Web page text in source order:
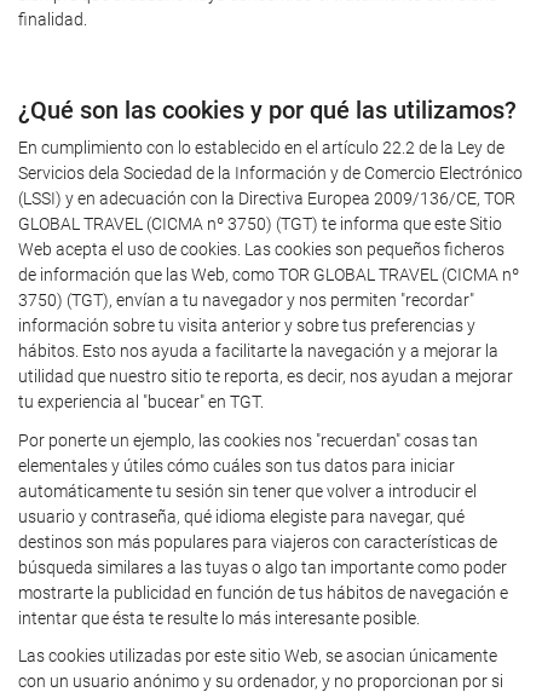
finalidad.
¿Qué son las cookies y por qué las utilizamos?
En cumplimiento con lo establecido en el artículo 22.2 de la Ley de
Servicios dela Sociedad de la Información y de Comercio Electrónico
(LSSI) y en adecuación con la Directiva Europea 2009/136/CE, TOR
GLOBAL TRAVEL (CICMA nº 3750) (TGT) te informa que este Sitio
Web acepta el uso de cookies. Las cookies son pequeños ficheros
de información que las Web, como TOR GLOBAL TRAVEL (CICMA nº
3750) (TGT), envían a tu navegador y nos permiten "recordar"
información sobre tu visita anterior y sobre tus preferencias y
hábitos. Esto nos ayuda a facilitarte la navegación y a mejorar la
utilidad que nuestro sitio te reporta, es decir, nos ayudan a mejorar
tu experiencia al "bucear" en TGT.
Por ponerte un ejemplo, las cookies nos "recuerdan" cosas tan
elementales y útiles cómo cuáles son tus datos para iniciar
automáticamente tu sesión sin tener que volver a introducir el
usuario y contraseña, qué idioma elegiste para navegar, qué
destinos son más populares para viajeros con características de
búsqueda similares a las tuyas o algo tan importante como poder
mostrarte la publicidad en función de tus hábitos de navegación e
intentar que ésta te resulte lo más interesante posible.
Las cookies utilizadas por este sitio Web, se asocian únicamente
con un usuario anónimo y su ordenador, y no proporcionan por si